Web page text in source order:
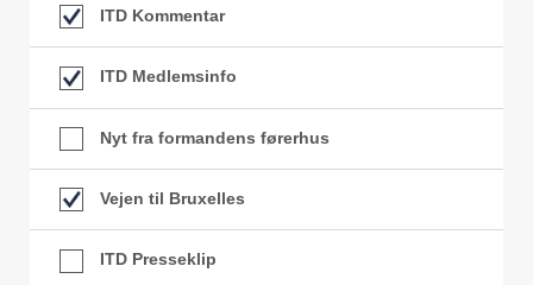
ITD Kommentar
ITD Medlemsinfo
Nyt fra formandens førerhus
Vejen til Bruxelles
ITD Presseklip